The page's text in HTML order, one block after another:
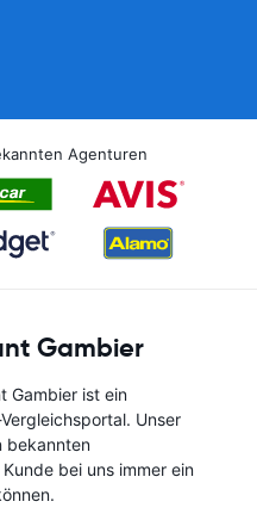
Agenturen
Gambier
Gambier ist ein
Unser
bekannten
bei uns immer ein